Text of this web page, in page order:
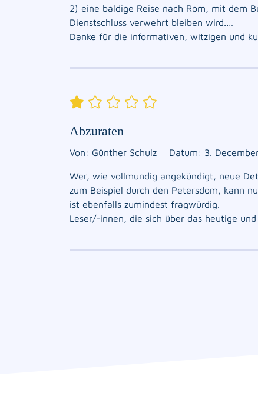
2) eine baldige Reise nach Rom, mit dem
Dienstschluss verwehrt bleiben wird.…
Danke für die informativen, witzigen und
Abzuraten
Von: Günther Schulz Datum: 3.
Wer, wie vollmundig angekündigt, neue
zum Beispiel durch den Petersdom, kann
ist ebenfalls zumindest fragwürdig.
Leser/-innen, die sich über das heutige